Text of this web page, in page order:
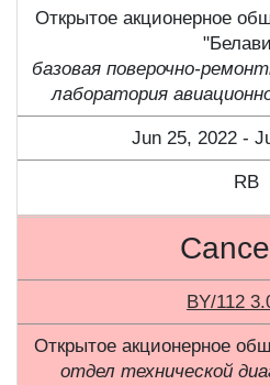
Открытое акционерное
базовая поверочно-
лаборатория
Jun 25, 2022 -
RB
BY/112
Открытое акционерное
отдел технической